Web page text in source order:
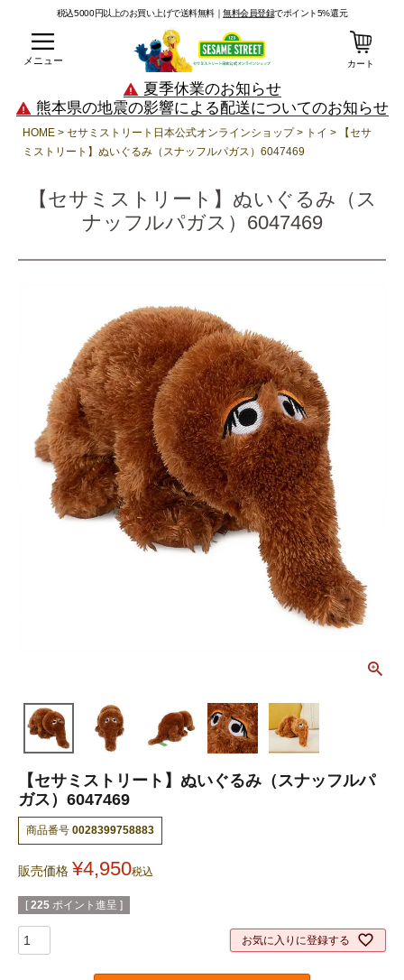
税込5000円以上のお買い上げで送料無料｜無料会員登録でポイント5%還元
メニュー カート
夏季休業のお知らせ
熊本県の地震の影響による配送についてのお知らせ
HOME セサミストリート日本公式オンラインショップ トイ
【セサ
ミストリート】ぬいぐるみ（スナッフルパガス）6047469
【セサミストリート】ぬいぐるみ（ス
ナッフルパガス）6047469
【セサミストリート】ぬいぐるみ（スナッフルパ
ガス）6047469
商品番号 0028399758883
販売価格 ¥4,950税込
[ 225 ポイント進呈 ]
お気に入りに登録する